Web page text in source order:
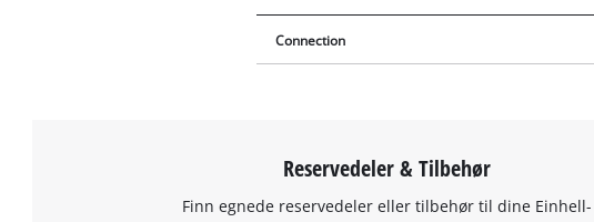
Connection
Reservedeler & Tilbehør
Finn egnede reservedeler eller tilbehør til dine Einhell-